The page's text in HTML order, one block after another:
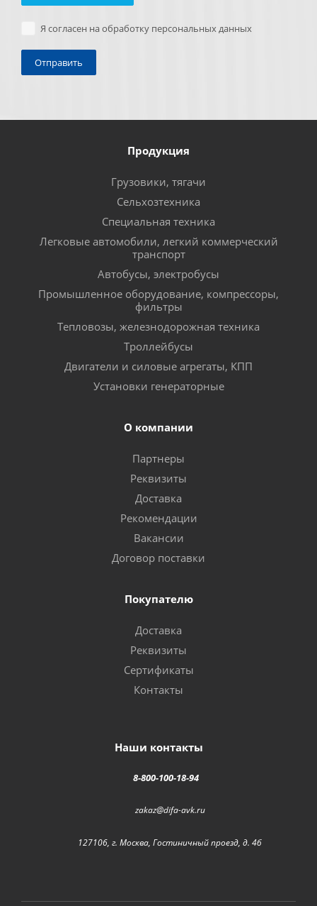
Я согласен на обработку персональных данных
Продукция
Грузовики, тягачи
Сельхозтехника
Специальная техника
Легковые автомобили, легкий коммерческий
транспорт
Автобусы, электробусы
Промышленное оборудование, компрессоры,
фильтры
Тепловозы, железнодорожная техника
Троллейбусы
Двигатели и силовые агрегаты, КПП
Установки генераторные
О компании
Партнеры
Реквизиты
Доставка
Рекомендации
Вакансии
Договор поставки
Покупателю
Доставка
Реквизиты
Сертификаты
Контакты
Наши контакты
8-800-100-18-94
zakaz@difa-avk.ru
127106, г. Москва, Гостиничный проезд, д. 4б